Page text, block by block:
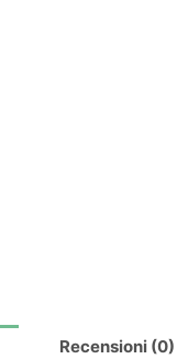
Recensioni (0)